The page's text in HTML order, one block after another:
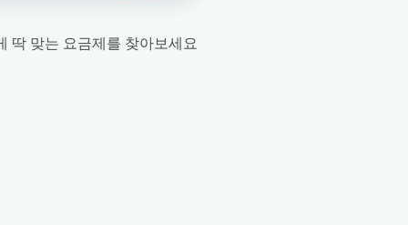
딱 맞는 요금제를 찾아보세요